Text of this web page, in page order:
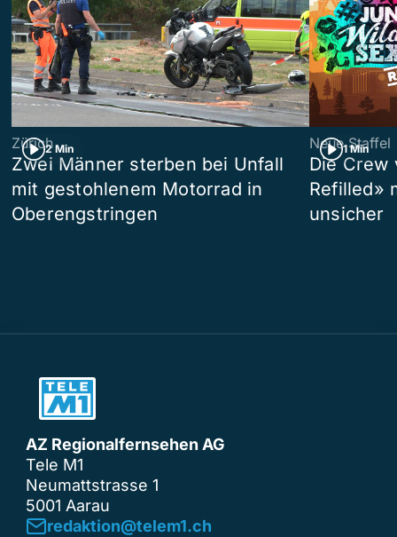
2 Min
Zürich
Zwei Männer sterben bei Unfall
mit gestohlenem Motorrad in
Oberengstringen
1 Min
Neue Staffel
Die Crew
Refilled»
unsicher
AZ Regionalfernsehen AG
Tele M1
Neumattstrasse 1
5001 Aarau
redaktion@telem1.ch